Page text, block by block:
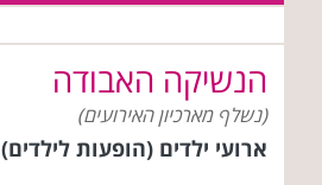
הנשיקה האבודה
(נשלף מארכיון האירועים)
ארועי ילדים (הופעות לילדים)